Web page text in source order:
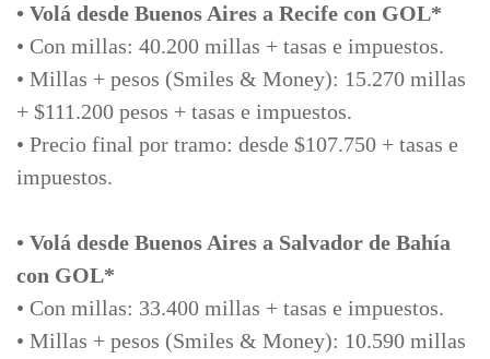
• Volá desde Buenos Aires a Recife con GOL*
• Con millas: 40.200 millas + tasas e impuestos.
• Millas + pesos (Smiles & Money): 15.270 millas
+ $111.200 pesos + tasas e impuestos.
• Precio final por tramo: desde $107.750 + tasas e
impuestos.
• Volá desde Buenos Aires a Salvador de Bahía
con GOL*
• Con millas: 33.400 millas + tasas e impuestos.
• Millas + pesos (Smiles & Money): 10.590 millas